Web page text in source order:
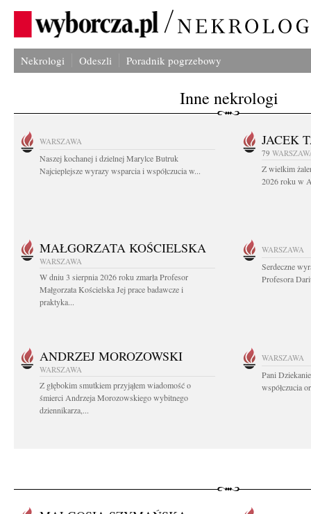
Nekrologi Odeszli Poradnik pogrzebowy
Inne nekrologi
WARSZAWA
Naszej kochanej i dzielnej Marylce Butruk
Najcieplejsze wyrazy wsparcia i współczucia w...
JACEK
79
Z wielkim
2026 roku w
MAŁGORZATA KOŚCIELSKA
WARSZAWA
W dniu 3 sierpnia 2026 roku zmarła Profesor
Małgorzata Kościelska Jej prace badawcze i
praktyka...
WARSZAWA
Serdeczne
Profesora
ANDRZEJ MOROZOWSKI
WARSZAWA
Z głębokim smutkiem przyjąłem wiadomość o
śmierci Andrzeja Morozowskiego wybitnego
dziennikarza,...
WARSZAWA
Pani
współczucia